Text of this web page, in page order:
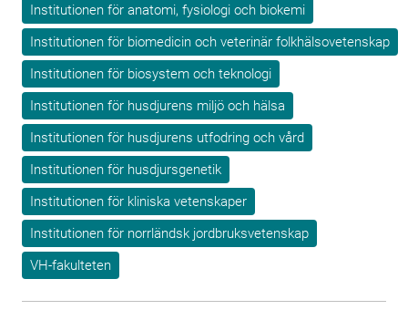
Institutionen för anatomi, fysiologi och biokemi
Institutionen för biomedicin och veterinär folkhälsovetenskap
Institutionen för biosystem och teknologi
Institutionen för husdjurens miljö och hälsa
Institutionen för husdjurens utfodring och vård
Institutionen för husdjursgenetik
Institutionen för kliniska vetenskaper
Institutionen för norrländsk jordbruksvetenskap
VH-fakulteten